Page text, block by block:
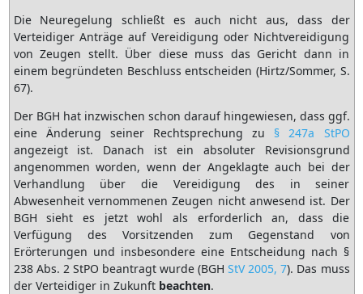
Die Neuregelung schließt es auch nicht aus, dass der
Verteidiger Anträge auf Vereidigung oder Nichtvereidigung
von Zeugen stellt. Über diese muss das Gericht dann in
einem begründeten Beschluss entscheiden (Hirtz/Sommer, S.
67).
Der BGH hat inzwischen schon darauf hingewiesen, dass ggf.
eine Änderung seiner Rechtsprechung zu § 247a StPO
angezeigt ist. Danach ist ein absoluter Revisionsgrund
angenommen worden, wenn der Angeklagte auch bei der
Verhandlung über die Vereidigung des in seiner
Abwesenheit vernommenen Zeugen nicht anwesend ist. Der
BGH sieht es jetzt wohl als erforderlich an, dass die
Verfügung des Vorsitzenden zum Gegenstand von
Erörterungen und insbesondere eine Entscheidung nach §
238 Abs. 2 StPO beantragt wurde (BGHStV 2005, 7). Das muss
der Verteidiger in Zukunft beachten.